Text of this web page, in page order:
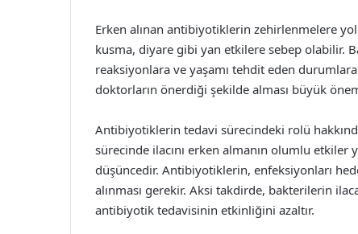
Erken alınan antibiyotiklerin zehirlenmelere yol
kusma, diyare gibi yan etkilere sebep olabilir.
reaksiyonlara ve yaşamı tehdit eden
doktorların önerdiği şekilde alması büyük
Antibiyotiklerin tedavi sürecindeki rolü
sürecinde ilacını erken almanın olumlu
düşüncedir. Antibiyotiklerin, enfeksiyonları
alınması gerekir. Aksi takdirde, bakterilerin
antibiyotik tedavisinin etkinliğini azaltır.